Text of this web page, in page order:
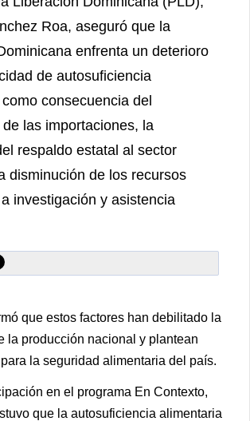
Roa, aseguró que la
enfrenta un deterioro
de autosuficiencia
consecuencia del
las importaciones, la
respaldo estatal al sector
disminución de los recursos
investigación y asistencia
que estos factores han debilitado la
la producción nacional y plantean
la seguridad alimentaria del país.
en el programa En Contexto,
que la autosuficiencia alimentaria